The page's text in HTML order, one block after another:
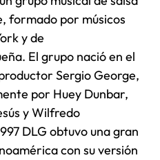
formado por músicos
y de
El grupo nació en el
Sergio George,
por Huey Dunbar,
y Wilfredo
DLG obtuvo una gran
con su versión